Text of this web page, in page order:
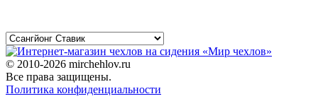
© 2010-2026 mirchehlov.ru
Все права защищены.
Политика конфиденциальности